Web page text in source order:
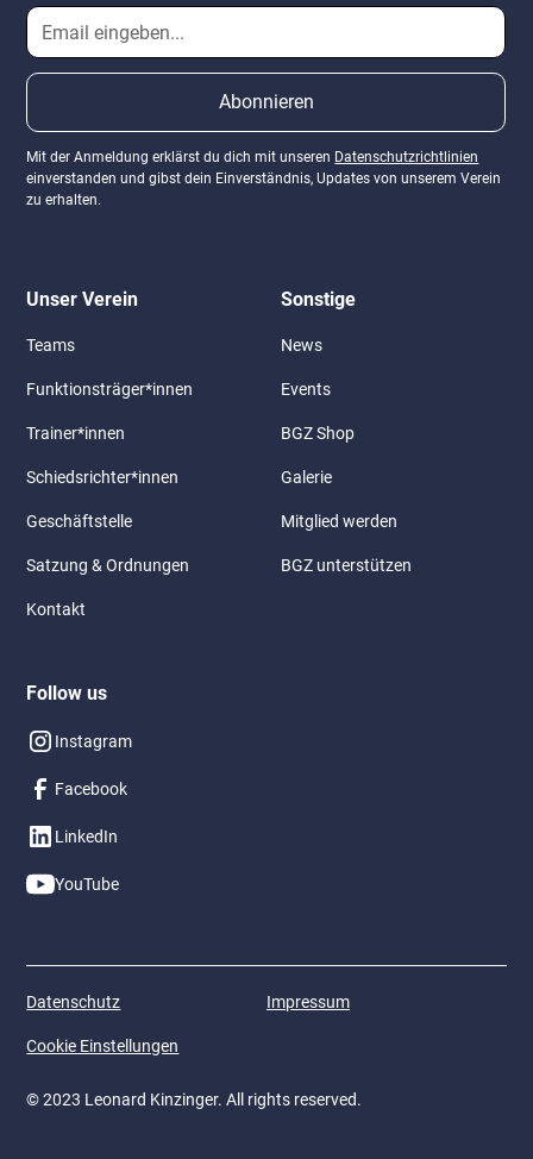
Mit der Anmeldung erklärst du dich mit unseren Datenschutzrichtlinien
einverstanden und gibst dein Einverständnis, Updates von unserem Verein
zu erhalten.
Unser Verein
Teams
Funktionsträger*innen
Trainer*innen
Schiedsrichter*innen
Geschäftstelle
Satzung & Ordnungen
Kontakt
Sonstige
News
Events
BGZ Shop
Galerie
Mitglied werden
BGZ unterstützen
Follow us
Instagram
Facebook
LinkedIn
YouTube
© 2023 Leonard Kinzinger. All rights reserved.
Datenschutz Impressum
Cookie Einstellungen